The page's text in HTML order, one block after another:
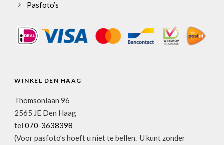
Pasfoto’s
WINKEL DEN HAAG
Thomsonlaan 96
2565 JE Den Haag
tel 070-3638398
(Voor pasfoto’s hoeft u niet te bellen. U kunt zonder